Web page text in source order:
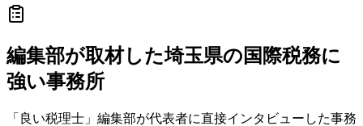
編集部が取材した埼玉県の国際税務に
強い事務所
「良い税理士」編集部が代表者に直接インタビューした事務